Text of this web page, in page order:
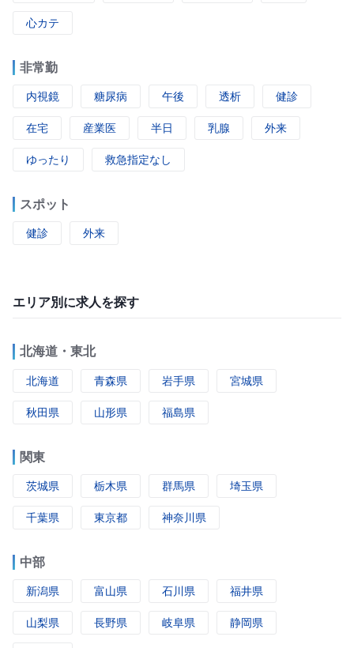
心カテ
非常勤
内視鏡 糖尿病 午後 透析 健診
在宅 産業医 半日 乳腺 外来
ゆったり 救急指定なし
スポット
健診 外来
エリア別に求人を探す
北海道・東北
北海道 青森県 岩手県 宮城県
秋田県 山形県 福島県
関東
茨城県 栃木県 群馬県 埼玉県
千葉県 東京都 神奈川県
中部
新潟県 富山県 石川県 福井県
山梨県 長野県 岐阜県 静岡県